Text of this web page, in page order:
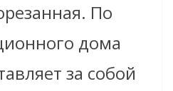
По
дома
за собой